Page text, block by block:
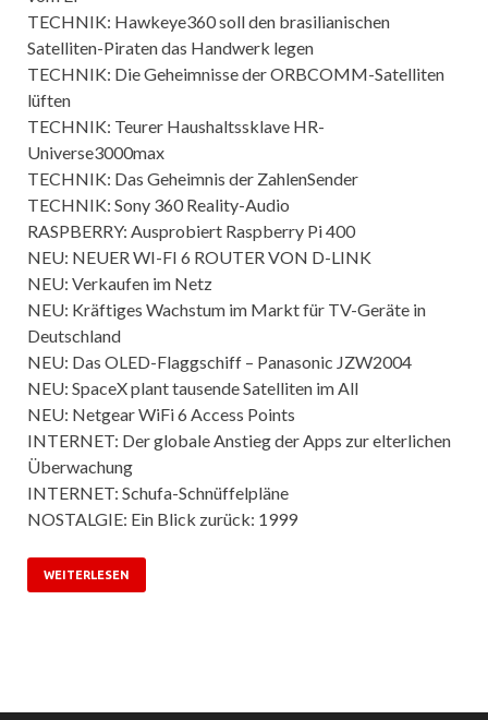
TECHNIK: Hawkeye360 soll den brasilianischen
Satelliten-Piraten das Handwerk legen
TECHNIK: Die Geheimnisse der ORBCOMM-Satelliten
lüften
TECHNIK: Teurer Haushaltssklave HR-
Universe3000max
TECHNIK: Das Geheimnis der ZahlenSender
TECHNIK: Sony 360 Reality-Audio
RASPBERRY: Ausprobiert Raspberry Pi 400
NEU: NEUER WI-FI 6 ROUTER VON D-LINK
NEU: Verkaufen im Netz
NEU: Kräftiges Wachstum im Markt für TV-Geräte in
Deutschland
NEU: Das OLED-Flaggschiff – Panasonic JZW2004
NEU: SpaceX plant tausende Satelliten im All
NEU: Netgear WiFi 6 Access Points
INTERNET: Der globale Anstieg der Apps zur elterlichen
Überwachung
INTERNET: Schufa-Schnüffelpläne
NOSTALGIE: Ein Blick zurück: 1999
WEITERLESEN